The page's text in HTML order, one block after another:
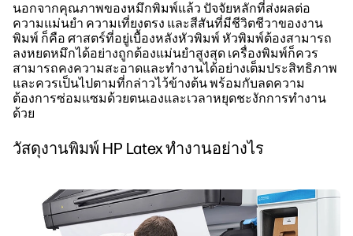
นอกจากคุณภาพของหมึกพิมพ์แล้ว ปัจจัยหลักที่ส่งผลต่อ
ความแม่นยำ ความเที่ยงตรง และสีสันที่มีชีวิตชีวาของงาน
พิมพ์ ก็คือ ศาสตร์ที่อยู่เบื้องหลังหัวพิมพ์ หัวพิมพ์ต้องสามารถ
ลงหยดหมึกได้อย่างถูกต้องแม่นยำสูงสุด เครื่องพิมพ์ก็ควร
สามารถคงความสะอาดและทำงานได้อย่างเต็มประสิทธิภาพ
และควรเป็นไปตามที่กล่าวไว้ข้างต้น พร้อมกับลดความ
ต้องการซ่อมแซมด้วยตนเองและเวลาหยุดชะงักการทำงาน
ด้วย
วัสดุงานพิมพ์ HP Latex ทำงานอย่างไร